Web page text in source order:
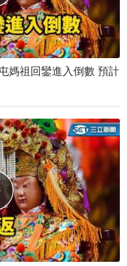
媽祖回鑾進入倒數 預計